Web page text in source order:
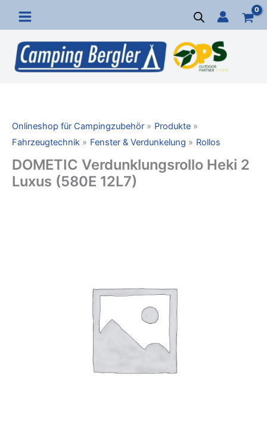
Inhalt
springen
Onlineshop für Campingzubehör
Produkte
Fahrzeugtechnik
Fenster & Verdunkelung Rollos
DOMETIC Verdunklungsrollo Heki 2
Luxus (580E 12L7)